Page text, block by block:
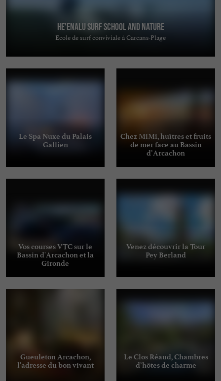
He'enalu Surf School and Nature
Ecole de surf conviviale à Carcans-Plage
Le Spa Nuxe du Palais
Gallien
Chez MiMi, huîtres et fruits
de mer face au Bassin
d’Arcachon
Vos courses VTC sur le
Bassin d'Arcachon et la
Gironde
Venez découvrir la Tour
Pey Berland
Gueuleton Arcachon,
l'adresse du bon vivant
Le Clos Réaud, Chambres
d’hôtes de charme